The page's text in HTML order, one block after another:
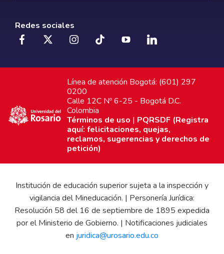
Redes sociales
Línea de atención Bogotá: (601) 297
0200
Calle 12C Nº 6-25 - Bogotá D.C.
Colombia
Términos de uso | PQRSDF (Registra
aquí: felicitaciones, quejas,
reclamos, sugerencias y derechos de
petición)
Institución de educación superior sujeta a la inspección y
vigilancia del Mineducación. | Personería Jurídica:
Resolución 58 del 16 de septiembre de 1895 expedida
por el Ministerio de Gobierno. | Notificaciones judiciales
en juridica@urosario.edu.co